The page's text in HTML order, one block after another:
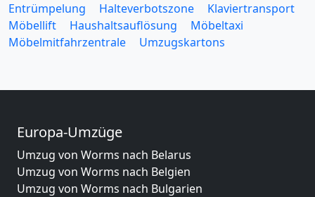
Entrümpelung
Halteverbotszone
Klaviertransport
Möbellift
Haushaltsauflösung
Möbeltaxi
Möbelmitfahrzentrale
Umzugskartons
Europa-Umzüge
Umzug von Worms nach Belarus
Umzug von Worms nach Belgien
Umzug von Worms nach Bulgarien